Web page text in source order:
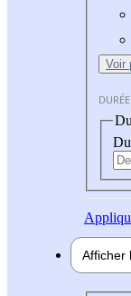
Voir
Afficher